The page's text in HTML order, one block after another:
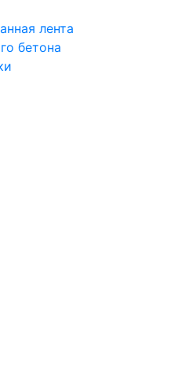
лента
бетона